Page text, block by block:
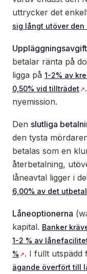
uttrycker det
sig långt utöver den
betalar ränta på
ligga på 1-2% av
0,50% vid tillträdet
nyemission.
Den slutliga
den tysta
betalas som en
återbetalning,
låneavtal ligger i
6,00% av det
Låneoptionerna
kapital. Banker
1-2 % av
%
. I fullt utspädd
ägande överfört till